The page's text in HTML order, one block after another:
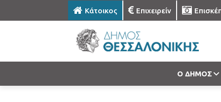
Κάτοικος Επιχειρείν
Ο ΔΗΜΟΣ